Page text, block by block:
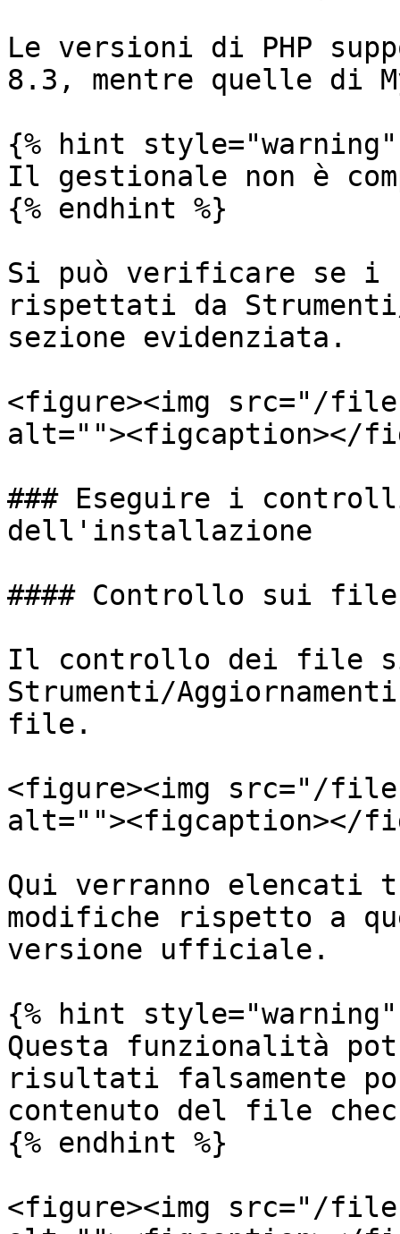
Le versioni di PHP
8.3, mentre quelle di
{% hint style="warning"
Il gestionale non è
{% endhint %}
Si può verificare se i
rispettati da
sezione evidenziata.
<figure><img src="/files/
alt=""><figcaption></
### Eseguire i
dell'installazione
#### Controllo sui file
Il controllo dei file si
Strumenti/
file.
<figure><img src="/files/
alt=""><figcaption></
Qui verranno
modifiche rispetto a
versione ufficiale.
{% hint style="warning"
Questa funzionalità
risultati falsamente
contenuto del file
{% endhint %}
<figure><img src="/